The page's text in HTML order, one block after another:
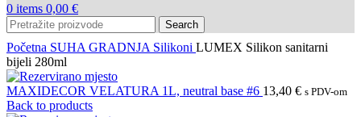
0 items 0,00 €
Search
Početna SUHA GRADNJA Silikoni LUMEX Silikon sanitarni
bijeli 280ml
MAXIDECOR VELATURA 1L, neutral base #6 13,40 € s PDV-om
Back to products